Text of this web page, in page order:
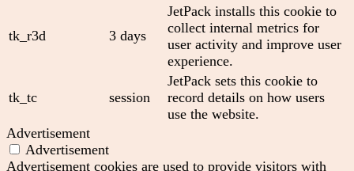
tk_r3d 3 days
JetPack installs this cookie to
collect internal metrics for
user activity and improve user
experience.
tk_tc session
JetPack sets this cookie to
record details on how users
use the website.
Advertisement
Advertisement
Advertisement cookies are used to provide visitors with